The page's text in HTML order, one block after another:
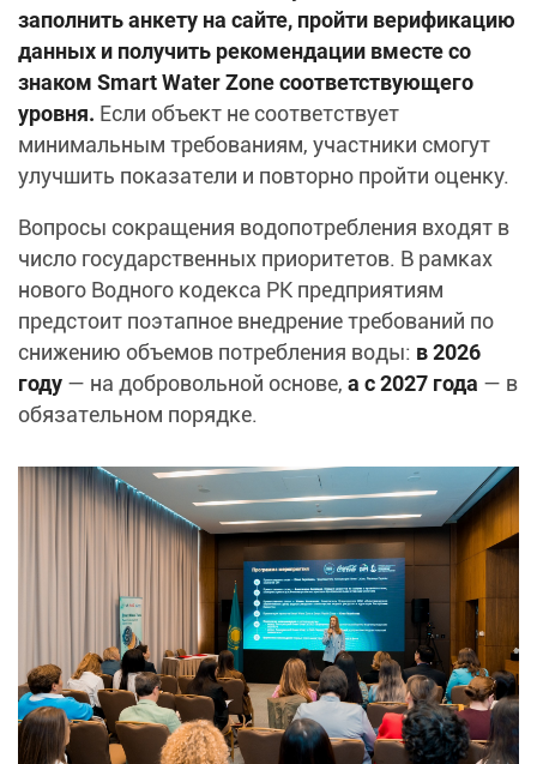
заполнить анкету на сайте, пройти верификацию
данных и получить рекомендации вместе со
знаком Smart Water Zone соответствующего
уровня. Если объект не соответствует
минимальным требованиям, участники смогут
улучшить показатели и повторно пройти оценку.
Вопросы сокращения водопотребления входят в
число государственных приоритетов. В рамках
нового Водного кодекса РК предприятиям
предстоит поэтапное внедрение требований по
снижению объемов потребления воды: в 2026
году — на добровольной основе, а с 2027 года — в
обязательном порядке.